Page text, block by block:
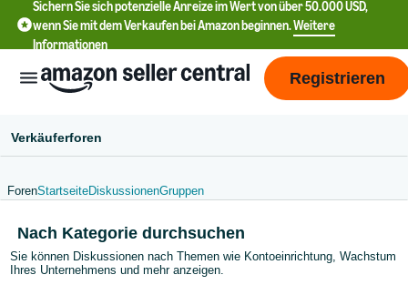
Sichern Sie sich potenzielle Anreize im Wert von über 50.000 USD,
wenn Sie mit dem Verkaufen bei Amazon beginnen.Weitere
Informationen
English
- US
Registrieren
Verkäuferforen
ForenStartseiteDiskussionenGruppen
Nach Kategorie durchsuchen
Sie können Diskussionen nach Themen wie Kontoeinrichtung, Wachstum
Ihres Unternehmens und mehr anzeigen.